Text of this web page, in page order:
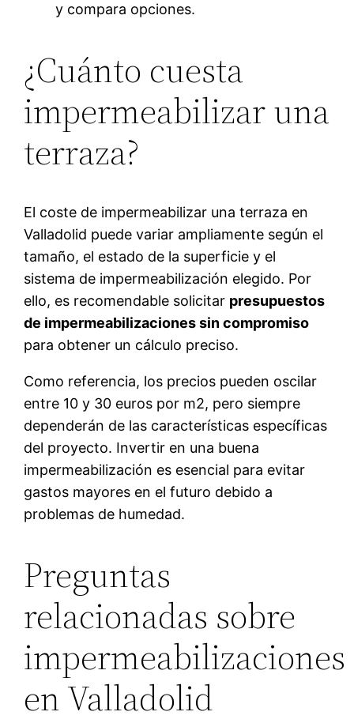
y compara opciones.
¿Cuánto cuesta
impermeabilizar una
terraza?
El coste de impermeabilizar una terraza en
Valladolid puede variar ampliamente según el
tamaño, el estado de la superficie y el
sistema de impermeabilización elegido. Por
ello, es recomendable solicitar presupuestos
de impermeabilizaciones sin compromiso
para obtener un cálculo preciso.
Como referencia, los precios pueden oscilar
entre 10 y 30 euros por m2, pero siempre
dependerán de las características específicas
del proyecto. Invertir en una buena
impermeabilización es esencial para evitar
gastos mayores en el futuro debido a
problemas de humedad.
Preguntas
relacionadas sobre
impermeabilizaciones
en Valladolid